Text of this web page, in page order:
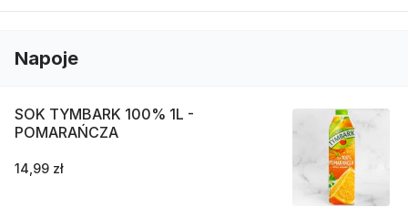
Napoje
SOK TYMBARK 100% 1L -
POMARAŃCZA
14,99 zł